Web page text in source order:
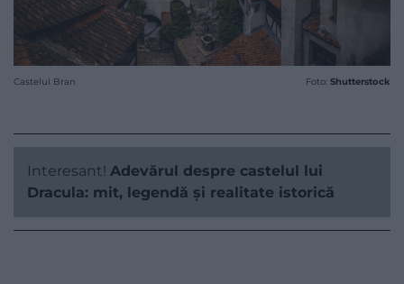
Castelul Bran Foto: Shutterstock
Interesant! Adevărul despre castelul lui
Dracula: mit, legendă și realitate istorică